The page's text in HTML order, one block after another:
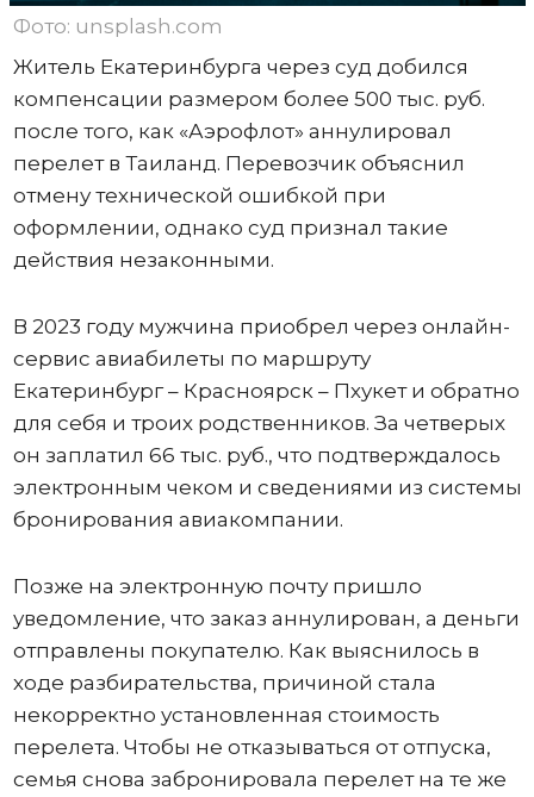
Фото: unsplash.com
Житель Екатеринбурга через суд добился
компенсации размером более 500 тыс. руб.
после того, как «Аэрофлот» аннулировал
перелет в Таиланд. Перевозчик объяснил
отмену технической ошибкой при
оформлении, однако суд признал такие
действия незаконными.
В 2023 году мужчина приобрел через онлайн-
сервис авиабилеты по маршруту
Екатеринбург – Красноярск – Пхукет и обратно
для себя и троих родственников. За четверых
он заплатил 66 тыс. руб., что подтверждалось
электронным чеком и сведениями из системы
бронирования авиакомпании.
Позже на электронную почту пришло
уведомление, что заказ аннулирован, а деньги
отправлены покупателю. Как выяснилось в
ходе разбирательства, причиной стала
некорректно установленная стоимость
перелета. Чтобы не отказываться от отпуска,
семья снова забронировала перелет на те же